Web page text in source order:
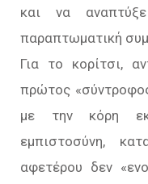
και να
παραπτωματική
Για το κορίτσι,
πρώτος
με την κόρη
εμπιστοσύνη,
αφετέρου δεν